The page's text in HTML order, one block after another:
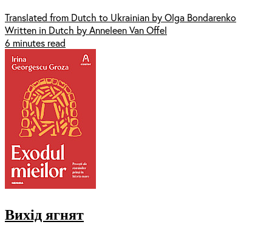
Translated from Dutch to Ukrainian by Olga Bondarenko
Written in Dutch by Anneleen Van Offel
6 minutes read
Вихід ягнят